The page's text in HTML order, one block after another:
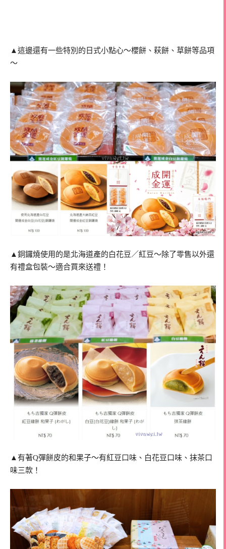
▲這邊還有一些特別的日式小點心～櫻餅、萩餅、草餅等品項
～
▲銅鑼燒使用的是北海道產的白花豆／紅豆～除了零售以外還
有禮盒包裝～適合買來送禮！
▲有著Q彈餅皮的和果子～有紅豆口味、白花豆口味、抹茶口
味三款！